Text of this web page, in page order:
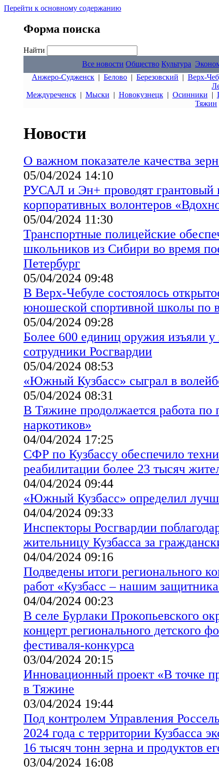
Перейти к основному содержанию
Форма поиска
Найти
Все новости Общество Культура
Анжеро-Судженск | Белово | Березовский | Верх-
Междуреченск| Мыски | Новокузнецк| Осинники |
Тяжин
Новости
О важном показателе качества
05/04/2024 14:10
РУСАЛ и Эн+ проводят грантовый
корпоративных волонтеров
05/04/2024 11:30
Транспортные полицейские
школьников из Сибири во время
Петербург
05/04/2024 09:48
В Верх-Чебуле состоялось
юношеской спортивной школы по
05/04/2024 09:28
Более 600 единиц оружия изъяли у
сотрудники Росгвардии
05/04/2024 08:53
«Южный Кузбасс» сыграл в
05/04/2024 08:31
В Тяжине продолжается работа по
наркотиков»
04/04/2024 17:25
СФР по Кузбассу обеспечило
реабилитации более 23 тысяч
04/04/2024 09:44
«Южный Кузбасс» определил
04/04/2024 09:33
Инспекторы Росгвардии
жительницу Кузбасса за
04/04/2024 09:16
Подведены итоги регионального
работ «Кузбасс – нашим
04/04/2024 00:23
В селе Бурлаки Прокопьевского
концерт регионального детского
фестиваля-конкурса
03/04/2024 20:15
Инновационный проект «В точке
в Тяжине
03/04/2024 19:44
Под контролем Управления
2024 года с территории Кузбасса
16 тысяч тонн зерна и продуктов
03/04/2024 16:08